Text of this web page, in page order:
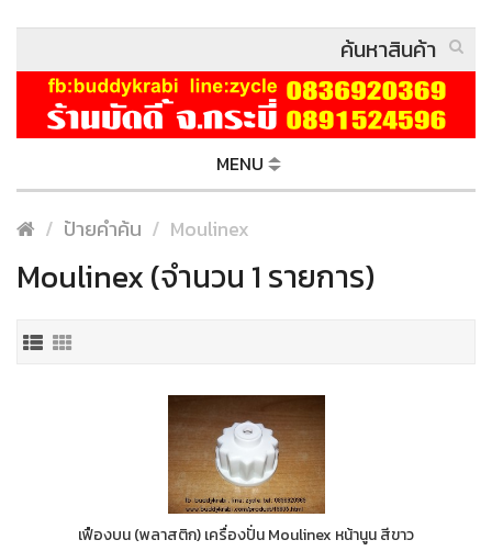
MENU
ป้ายคำค้น Moulinex
Moulinex (จำนวน 1 รายการ)
เฟืองบน (พลาสติก) เครื่องปั่น Moulinex หน้านูน สีขาว